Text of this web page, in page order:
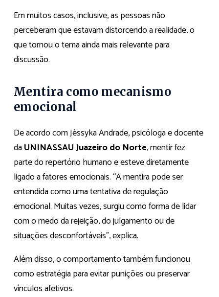
Em muitos casos, inclusive, as pessoas não
perceberam que estavam distorcendo a realidade, o
que tornou o tema ainda mais relevante para
discussão.
Mentira como mecanismo
emocional
De acordo com Jéssyka Andrade, psicóloga e docente
daUNINASSAU Juazeiro do Norte, mentir fez
parte do repertório humano e esteve diretamente
ligado a fatores emocionais. “A mentira pode ser
entendida como uma tentativa de regulação
emocional. Muitas vezes, surgiu como forma de lidar
com o medo da rejeição, do julgamento ou de
situações desconfortáveis”, explica.
Além disso, o comportamento também funcionou
como estratégia para evitar punições ou preservar
vínculos afetivos.